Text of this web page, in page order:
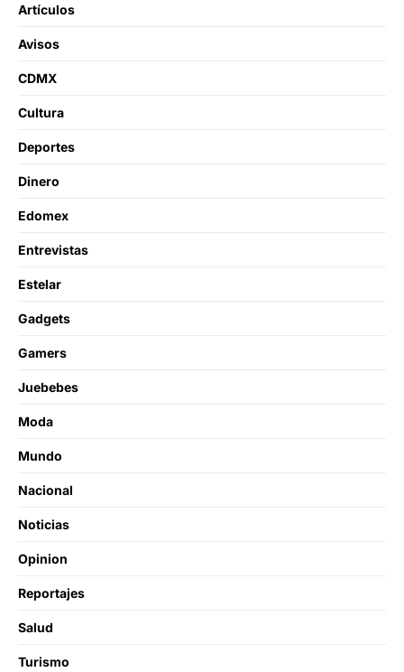
Artículos
Avisos
CDMX
Cultura
Deportes
Dinero
Edomex
Entrevistas
Estelar
Gadgets
Gamers
Juebebes
Moda
Mundo
Nacional
Noticias
Opinion
Reportajes
Salud
Turismo